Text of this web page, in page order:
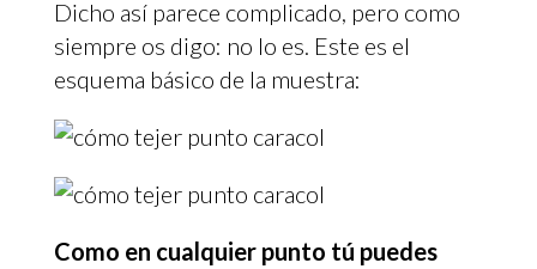
Dicho así parece complicado, pero como
siempre os digo: no lo es. Este es el
esquema básico de la muestra:
Como en cualquier punto tú puedes